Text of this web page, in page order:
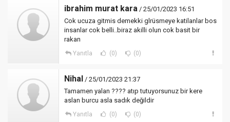
ibrahim murat kara / 25/01/2023 16:51
Cok ucuza gitmis demekki glrüsmeye katilanlar bos
insanlar cok belli..biraz akilli olun cok basit bir
rakan
Yanıtla (0) (0)
Nihal / 25/01/2023 21:37
Tamamen yalan ???? atıp tutuyorsunuz bir kere
aslan burcu asla sadık değildir
Yanıtla (0) (0)